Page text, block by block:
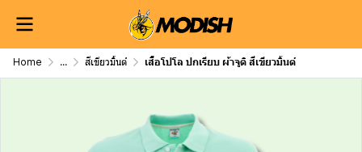
Home ... สีเขียวมิ้นต์ เสื้อโปโล ปกเรียบ ผ้าจูติ สีเขียวมิ้นต์